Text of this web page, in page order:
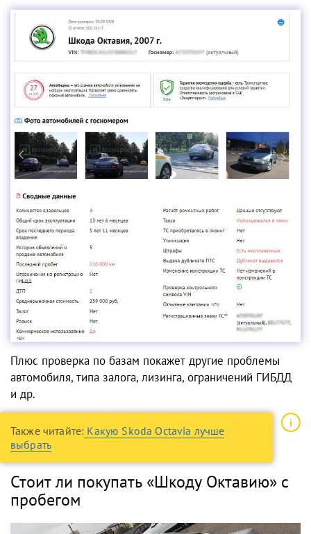
Плюс проверка по базам покажет другие проблемы
автомобиля, типа залога, лизинга, ограничений ГИБДД
и др.
Также читайте: Какую Skoda Octavia лучше
выбрать
Стоит ли покупать «Шкоду Октавию» с
пробегом